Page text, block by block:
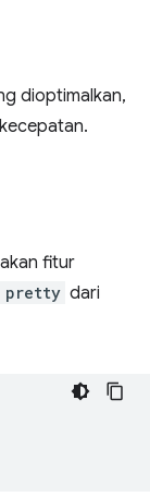
dioptimalkan,
fitur
pretty dari